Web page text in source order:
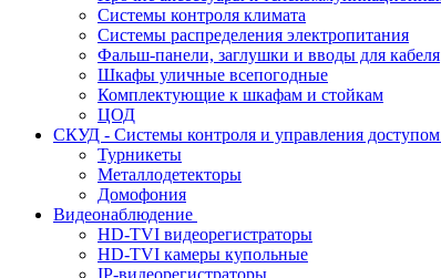
Системы контроля климата
Системы распределения электропитания
Фальш-панели, заглушки и вводы для кабеля
Шкафы уличные всепогодные
Комплектующие к шкафам и стойкам
ЦОД
СКУД - Системы контроля и управления доступом
Турникеты
Металлодетекторы
Домофония
Видеонаблюдение
HD-TVI видеорегистраторы
HD-TVI камеры купольные
IP-видеорегистраторы